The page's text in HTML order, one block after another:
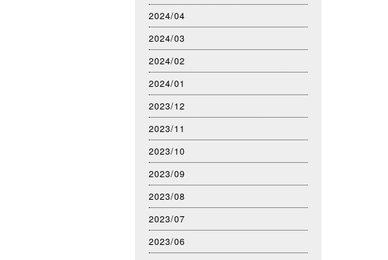
2024/04
2024/03
2024/02
2024/01
2023/12
2023/11
2023/10
2023/09
2023/08
2023/07
2023/06